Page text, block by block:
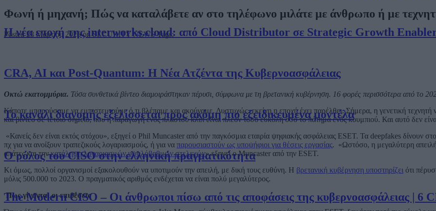
Η νέα εποχή της interworks.cloud: από Cloud Distributor σε Strategic Growth
CRA, AI και Post-Quantum: Η Νέα Ατζέντα της Κυβερνοασφάλειας
Το κανάλι διανομής εξελίσσεται προς ακόμη πιο εξειδικευμένα μοντέλα
Ο ρόλος του CISO στην ελληνική πραγματικότητα
The Modern CISO – Οι άνθρωποι πίσω από τις αποφάσεις της κυβερνοασφάλειας | 6
Φωνή ή μηχανή; Πώς να καταλάβετε αν στο τηλέφωνο μιλάτε με άνθρωπο ή με
Posted 23 Μαρτίου 2026 onSECURITY NEWSTags:
Οκτώ εκατομμύρια. Τόσα συνθετικά βίντεο διαμοιράστηκαν πέρυσι, σύμφωνα με τη βρετανική κυβέρνηση. 16 φορές περισσότερα από το
Κάποτε μπορούσαμε να εμπιστευτούμε ό,τι βλέπαμε και ακούγαμε. Δυστυχώς, εκείνη η εποχή έχει παρέλθει. Σήμερα, η γενετική
και βίντεο σε τέτοιο σημείο, που η παραγωγή ενός πλαστού κλιπ είναι πλέον τόσο εύκολη όσο το πάτημα ενός κουμπιού. Και αυτό δεν
«Κανείς δεν είναι εκτός στόχου», εξηγεί ο Phil Muncaster από την παγκόσμια εταιρία ψηφιακής ασφάλειας ESET. Τα deepfakes δίνουν
πχ για να ανοίξουν τραπεζικούς λογαριασμούς, ή για να παρουσιαστούν ως υποψήφιοι για θέσεις εργασίας. «Ωστόσο, η μεγαλύτερη απειλή
απάτες και τηνκατάληψη λογαριασμών υψηλόβαθμων στελεχών» εξηγεί ο Muncaster από την ESET.
Κι όμως, πολλοί οργανισμοί εξακολουθούν να υποτιμούν την απειλή, με δική τους ευθύνη. Η βρετανική κυβέρνηση υποστηρίζει ότι
μόλις 500.000 το 2023. Ο πραγματικός αριθμός ενδέχεται να είναι πολύ μεγαλύτερος.
Πως γίνονται οι επιθέσεις